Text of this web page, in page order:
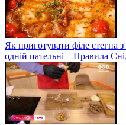
Як приготувати філе стегна
одній пательні – Правила